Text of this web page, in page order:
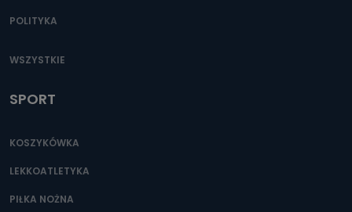
POLITYKA
WSZYSTKIE
SPORT
KOSZYKÓWKA
LEKKOATLETYKA
PIŁKA NOŻNA